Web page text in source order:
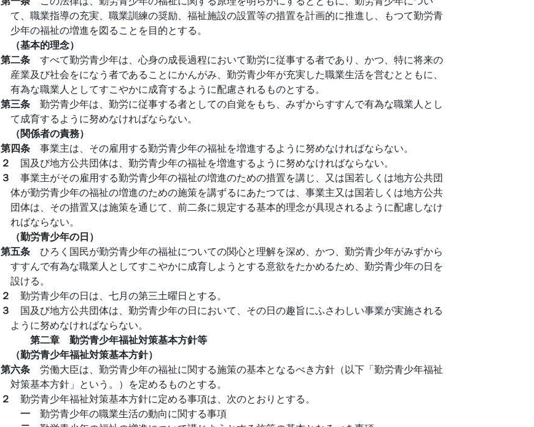
て、職業指導の充実、職業訓練の奨励、福祉施設の設置等の措置を計画的に推進し、もつて勤労青
少年の福祉の増進を図ることを目的とする。
（基本的理念）
第二条 すべて勤労青少年は、心身の成長過程において勤労に従事する者であり、かつ、特に将来の
産業及び社会をになう者であることにかんがみ、勤労青少年が充実した職業生活を営むとともに、
有為な職業人としてすこやかに成育するように配慮されるものとする。
第三条 勤労青少年は、勤労に従事する者としての自覚をもち、みずからすすんで有為な職業人とし
て成育するように努めなければならない。
（関係者の責務）
第四条 事業主は、その雇用する勤労青少年の福祉を増進するように努めなければならない。
２ 国及び地方公共団体は、勤労青少年の福祉を増進するように努めなければならない。
３ 事業主がその雇用する勤労青少年の福祉の増進のための措置を講じ、又は国若しくは地方公共団
体が勤労青少年の福祉の増進のための施策を講ずるにあたつては、事業主又は国若しくは地方公共
団体は、その措置又は施策を通じて、前二条に規定する基本的理念が具現されるように配慮しなけ
ればならない。
（勤労青少年の日）
第五条 ひろく国民が勤労青少年の福祉についての関心と理解を深め、かつ、勤労青少年がみずから
すすんで有為な職業人としてすこやかに成育しようとする意欲をたかめるため、勤労青少年の日を
設ける。
２ 勤労青少年の日は、七月の第三土曜日とする。
３ 国及び地方公共団体は、勤労青少年の日において、その日の趣旨にふさわしい事業が実施される
ように努めなければならない。
第二章 勤労青少年福祉対策基本方針等
（勤労青少年福祉対策基本方針）
第六条 労働大臣は、勤労青少年の福祉に関する施策の基本となるべき方針（以下「勤労青少年福祉
対策基本方針」という。）を定めるものとする。
２ 勤労青少年福祉対策基本方針に定める事項は、次のとおりとする。
一 勤労青少年の職業生活の動向に関する事項